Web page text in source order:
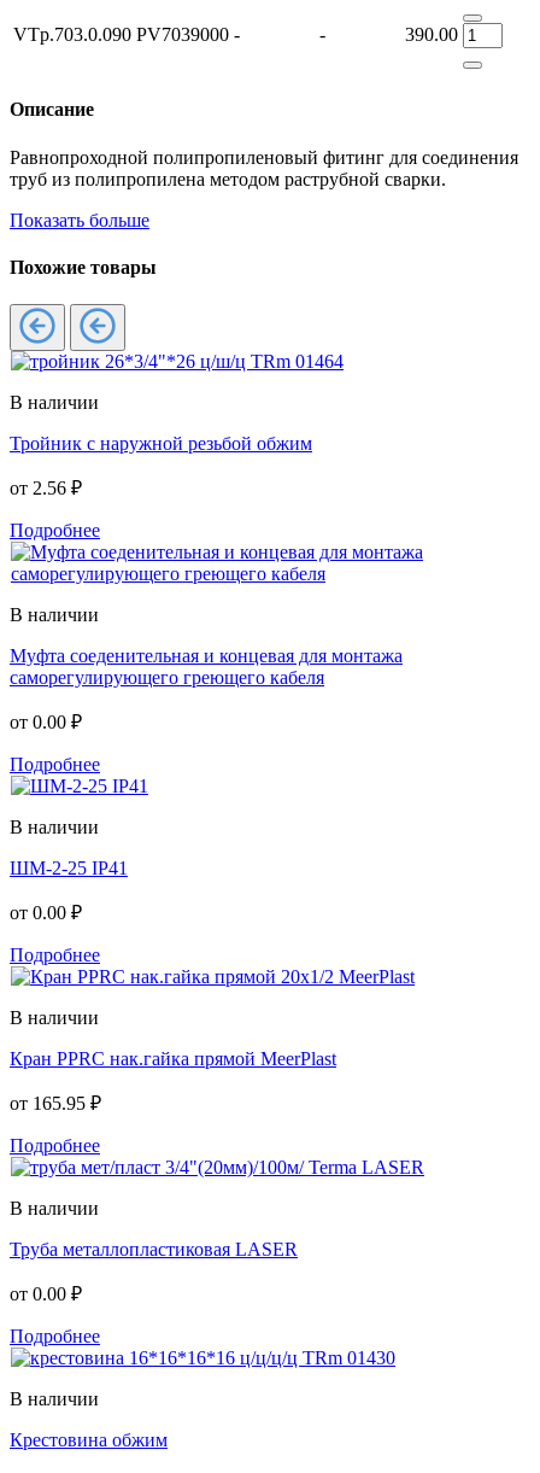
VTp.703.0.090 PV7039000 - - 390.00
Описание
Равнопроходной полипропиленовый фитинг для соединения
труб из полипропилена методом раструбной сварки.
Показать больше
Похожие товары
В наличии
Тройник с наружной резьбой обжим
от 2.56 ₽
Подробнее
В наличии
Муфта соеденительная и концевая для монтажа
саморегулирующего греющего кабеля
от 0.00 ₽
Подробнее
В наличии
ШМ-2-25 IP41
от 0.00 ₽
Подробнее
В наличии
Кран PPRC нак.гайка прямой MeerPlast
от 165.95 ₽
Подробнее
В наличии
Труба металлопластиковая LASER
от 0.00 ₽
Подробнее
В наличии
Крестовина обжим